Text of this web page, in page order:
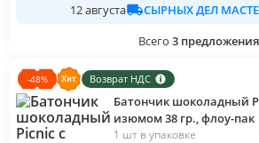
12 августа
СЫРНЫХ ДЕЛ
Всего 3 предложения
-48% Возврат НДС
Батончик шоколадный
изюмом 38 гр., флоу-пак
1 шт в упаковке